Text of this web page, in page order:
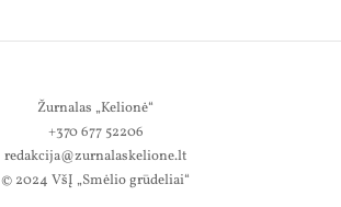
Žurnalas „Kelionė“
+370 677 52206
redakcija@zurnalaskelione.lt
© 2024 VšĮ „Smėlio grūdeliai“